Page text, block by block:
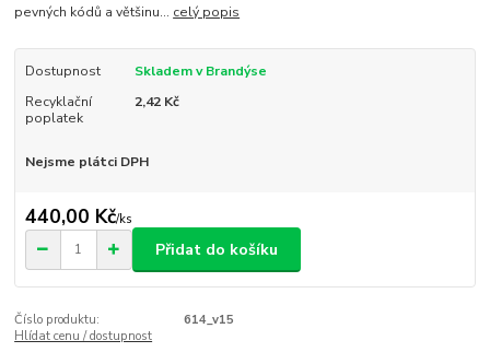
pevných kódů a většinu... celý popis
Dostupnost
Skladem v Brandýse
Recyklační
poplatek
2,42 Kč
Nejsme plátci DPH
440,00 Kč/ks
Přidat do košíku
Číslo produktu:
614_v15
Hlídat cenu / dostupnost